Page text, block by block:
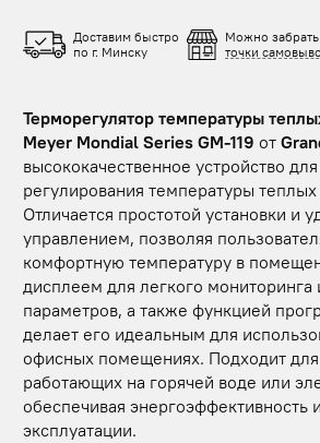
Доставим быстро
по г. Минску
Можно забрать
точки
Терморегулятор температуры
Meyer Mondial Series GM-119 от
высококачественное устройство
регулирования температуры
Отличается простотой установки и
управлением, позволяя
комфортную температуру в
дисплеем для легкого мониторинга
параметров, а также функцией
делает его идеальным для
офисных помещениях. Подходит
работающих на горячей воде или
обеспечивая энергоэффективность
эксплуатации.